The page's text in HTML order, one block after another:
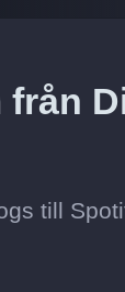
från
till